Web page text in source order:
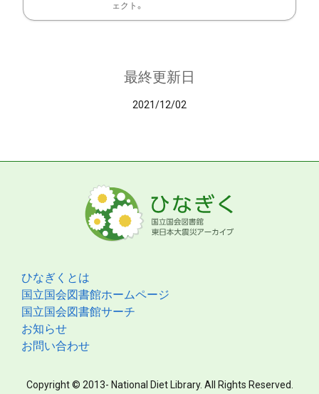
ェクト。
最終更新日
2021/12/02
ひなぎくとは
国立国会図書館ホームページ
国立国会図書館サーチ
お知らせ
お問い合わせ
Copyright © 2013- National Diet Library. All Rights Reserved.